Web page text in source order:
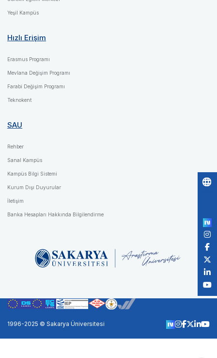
Yeşil Kampüs
Hızlı Erişim
Erasmus Programı
Mevlana Değişim Programı
Farabi Değişim Programı
Teknokent
SAU
Rehber
Sanal Kampüs
Kampüs Bilgi Sistemi
Kurum Dışı Duyurular
İletişim
Banka Hesapları Hakkında Bilgilendirme
1996-2025 © Sakarya Üniversitesi